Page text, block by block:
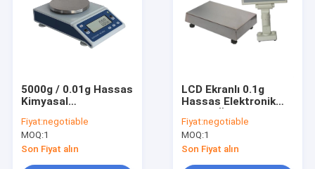
5000g / 0.01g Hassas
Kimyasal
Fiyat:negotiable
MOQ:1
Son Fiyat alın
LCD Ekranlı 0.1g
Hassas Elektronik
Fiyat:negotiable
MOQ:1
Son Fiyat alın